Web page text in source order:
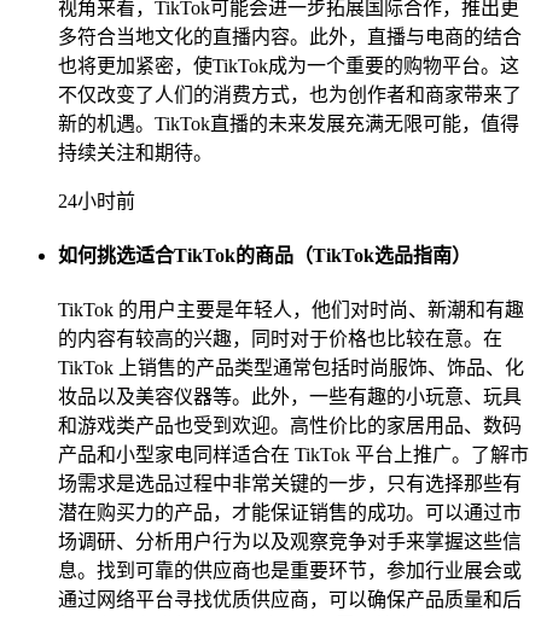
视角来看，TikTok可能会进一步拓展国际合作，推出更
多符合当地文化的直播内容。此外，直播与电商的结合
也将更加紧密，使TikTok成为一个重要的购物平台。这
不仅改变了人们的消费方式，也为创作者和商家带来了
新的机遇。TikTok直播的未来发展充满无限可能，值得
持续关注和期待。
24小时前
如何挑选适合TikTok的商品（TikTok选品指南）
TikTok 的用户主要是年轻人，他们对时尚、新潮和有趣
的内容有较高的兴趣，同时对于价格也比较在意。在
TikTok 上销售的产品类型通常包括时尚服饰、饰品、化
妆品以及美容仪器等。此外，一些有趣的小玩意、玩具
和游戏类产品也受到欢迎。高性价比的家居用品、数码
产品和小型家电同样适合在 TikTok 平台上推广。了解市
场需求是选品过程中非常关键的一步，只有选择那些有
潜在购买力的产品，才能保证销售的成功。可以通过市
场调研、分析用户行为以及观察竞争对手来掌握这些信
息。找到可靠的供应商也是重要环节，参加行业展会或
通过网络平台寻找优质供应商，可以确保产品质量和后